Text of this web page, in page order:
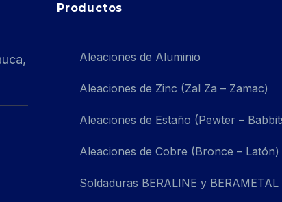
Productos
Aleaciones de Aluminio
Aleaciones de Zinc (Zal Za – Zamac)
Aleaciones de Estaño (Pewter –
Aleaciones de Cobre (Bronce – Latón)
Soldaduras BERALINE y BERAMETAL